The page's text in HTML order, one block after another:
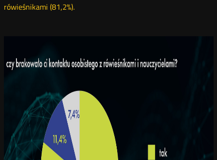
rówieśnikami (81,2%).